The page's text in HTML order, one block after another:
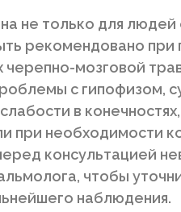
не только для
рекомендовано
черепно-мозговой
с гипофизом,
в
при необходимости
консультацией
чтобы
наблюдения.